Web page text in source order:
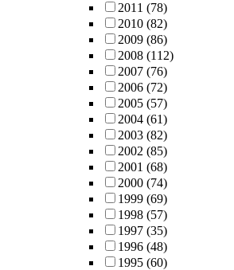
2011 (78)
2010 (82)
2009 (86)
2008 (112)
2007 (76)
2006 (72)
2005 (57)
2004 (61)
2003 (82)
2002 (85)
2001 (68)
2000 (74)
1999 (69)
1998 (57)
1997 (35)
1996 (48)
1995 (60)